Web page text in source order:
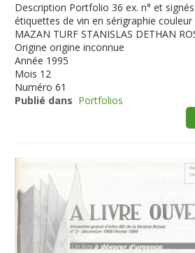
Description Portfolio 36 ex. n° et
étiquettes de vin en sérigraphie couleur
MAZAN TURF STANISLAS DETHAN
Origine origine inconnue
Année 1995
Mois 12
Numéro 61
Publié dans Portfolios